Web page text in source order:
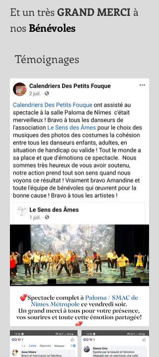
Et un trèsGRAND MERCI à
nos Bénévoles
Témoignages